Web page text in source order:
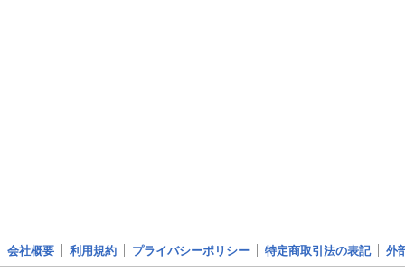
会社概要 利用規約 プライバシーポリシー 特定商取引法の表記 外